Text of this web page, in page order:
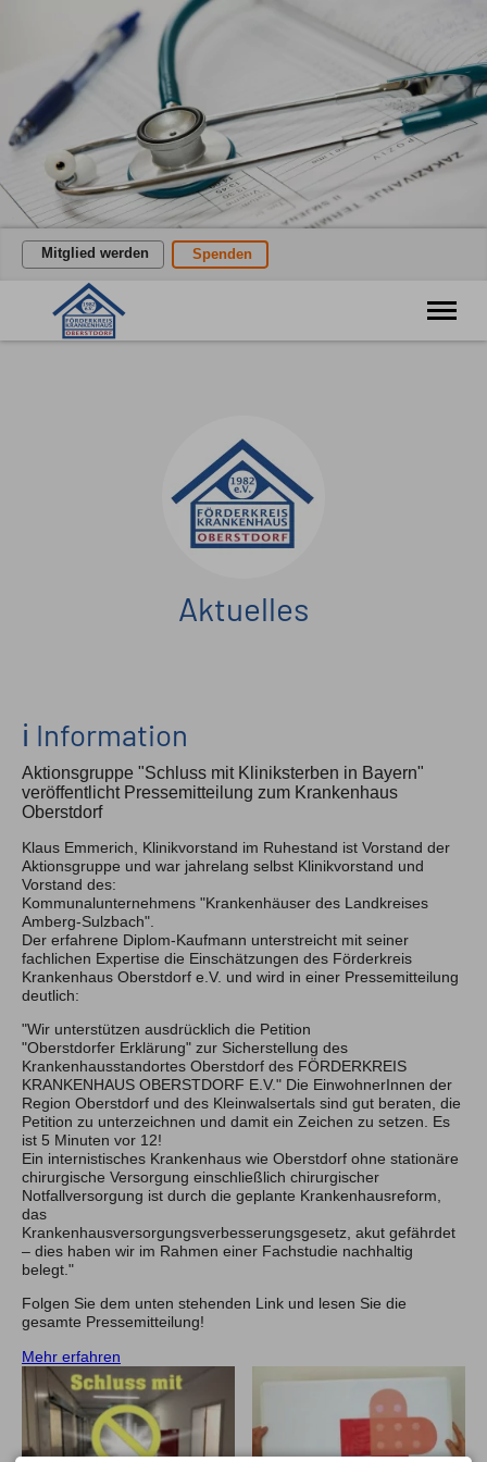
Mitglied werden Spenden
Aktuelles
ℹ️ Information
Aktionsgruppe "Schluss mit Kliniksterben in Bayern"
veröffentlicht Pressemitteilung zum Krankenhaus
Oberstdorf
Klaus Emmerich, Klinikvorstand im Ruhestand ist Vorstand der
Aktionsgruppe und war jahrelang selbst Klinikvorstand und
Vorstand des:
Kommunalunternehmens "Krankenhäuser des Landkreises
Amberg-Sulzbach".
Der erfahrene Diplom-Kaufmann unterstreicht mit seiner
fachlichen Expertise die Einschätzungen des Förderkreis
Krankenhaus Oberstdorf e.V. und wird in einer Pressemitteilung
deutlich:
"Wir unterstützen ausdrücklich die Petition
"Oberstdorfer Erklärung" zur Sicherstellung des
Krankenhausstandortes Oberstdorf des FÖRDERKREIS
KRANKENHAUS OBERSTDORF E.V." Die EinwohnerInnen der
Region Oberstdorf und des Kleinwalsertals sind gut beraten, die
Petition zu unterzeichnen und damit ein Zeichen zu setzen. Es
ist 5 Minuten vor 12!
Ein internistisches Krankenhaus wie Oberstdorf ohne stationäre
chirurgische Versorgung einschließlich chirurgischer
Notfallversorgung ist durch die geplante Krankenhausreform,
das
Krankenhausversorgungsverbesserungsgesetz, akut gefährdet
– dies haben wir im Rahmen einer Fachstudie nachhaltig
belegt."
Folgen Sie dem unten stehenden Link und lesen Sie die
gesamte Pressemitteilung!
Mehr erfahren